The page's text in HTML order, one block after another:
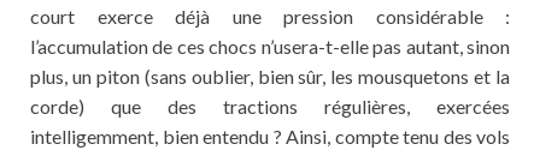
court exerce déjà une pression considérable :
l’accumulation de ces chocs n’usera-t-elle pas autant, sinon
plus, un piton (sans oublier, bien sûr, les mousquetons et la
corde) que des tractions régulières, exercées
intelligemment, bien entendu ? Ainsi, compte tenu des vols